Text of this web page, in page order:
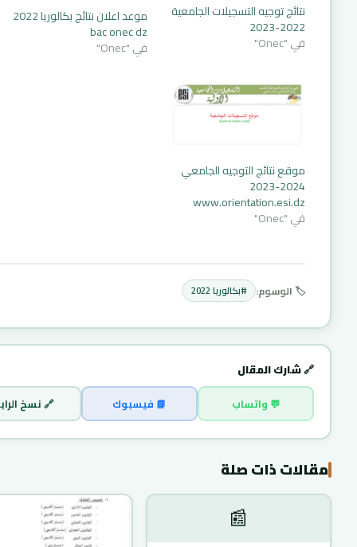
نتائج توجيه التسجيلات الجامعية
2022-2023
في "Onec"
موعد اعلان نتائج بكالوريا 2022
bac onec dz
في "Onec"
موقع نتائج التوجيه الجامعي
2024-2023
www.orientation.esi.dz
في "Onec"
🏷️ الوسوم: #بكالوريا 2022
🔗 شارك المقال
💬 واتساب 📘 فيسبوك 🔗 نسخ
مقالات ذات صلة
📰